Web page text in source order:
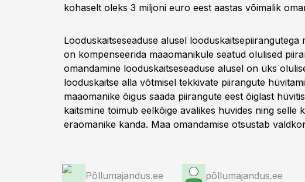
kohaselt oleks 3 miljoni euro eest aastas võimalik
Looduskaitseseaduse alusel looduskaitsepiirangutega
on kompenseerida maaomanikule seatud olulised
omandamine looduskaitseseaduse alusel on üks
looduskaitse alla võtmisel tekkivate piirangute
maaomanike õigus saada piirangute eest õiglast
kaitsmine toimub eelkõige avalikes huvides ning selle
eraomanike kanda. Maa omandamise otsustab
Põllumajandus.ee põllumajandus.ee